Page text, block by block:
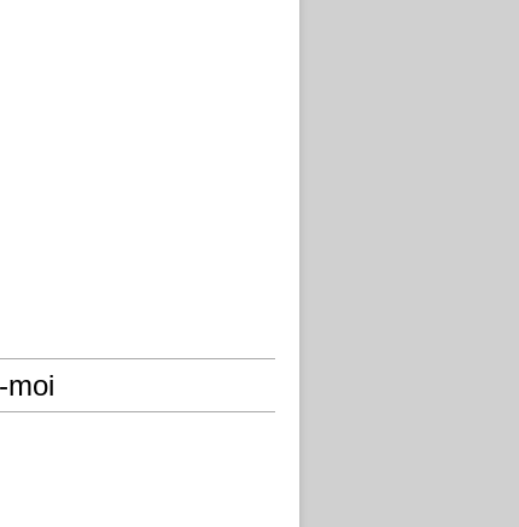
moi